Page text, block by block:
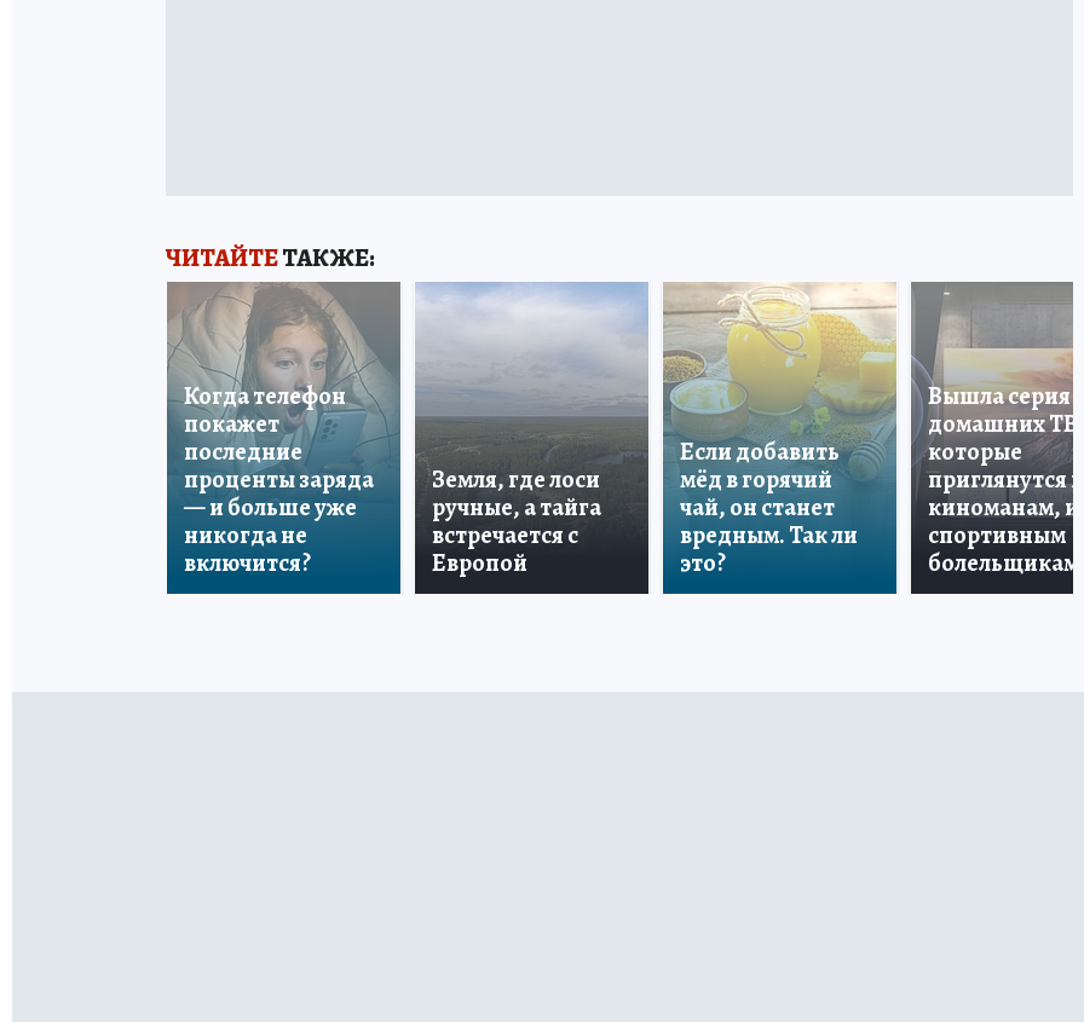
ЧИТАЙТЕТАКЖЕ:
Когда телефон
покажет
последние
проценты заряда
— и больше уже
никогда не
включится?
Земля, где лоси
ручные, а тайга
встречается с
Европой
Если добавить
мёд в горячий
чай, он станет
вредным. Так ли
это?
Вышла серия
домашних ТВ,
которые
приглянутся и
киноманам, и
спортивным
болельщикам